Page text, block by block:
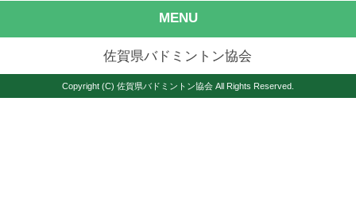
MENU
佐賀県バドミントン協会
Copyright (C) 佐賀県バドミントン協会 All Rights Reserved.